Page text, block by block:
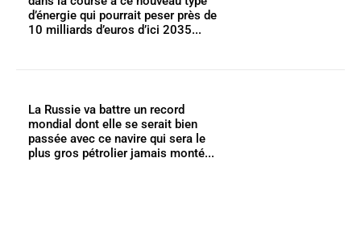
d’énergie qui pourrait peser près de
10 milliards d’euros d’ici 2035...
La Russie va battre un record
mondial dont elle se serait bien
passée avec ce navire qui sera le
plus gros pétrolier jamais monté...